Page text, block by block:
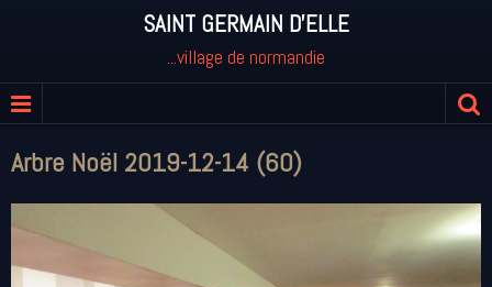
SAINT GERMAIN D'ELLE
...village de normandie
Arbre Noël 2019-12-14 (60)